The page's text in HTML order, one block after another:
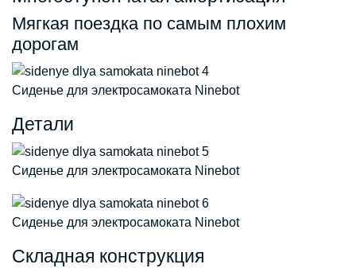
Мягкая поездка по самым плохим
дорогам
Сиденье для электросамоката Ninebot
Детали
Сиденье для электросамоката Ninebot
Сиденье для электросамоката Ninebot
Складная конструкция